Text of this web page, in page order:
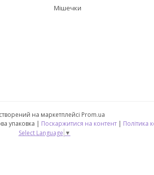
Мішечки
на маркетплейсі Prom.ua
🎁 CubeShop - подарунки та подарункова упаковка | Поскаржитися на контент | Політика
Select Language ▼